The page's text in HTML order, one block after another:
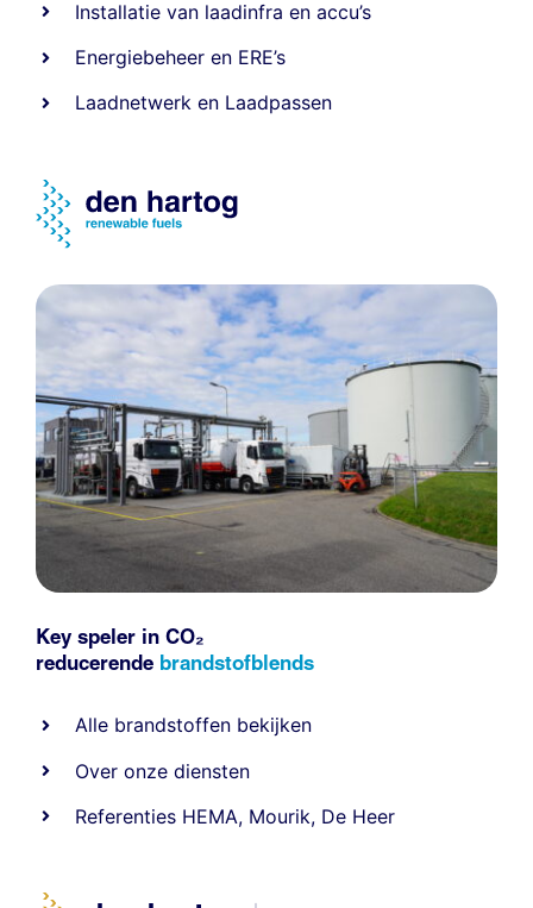
Installatie van laadinfra en accu’s
Energiebeheer en ERE’s
Laadnetwerk en Laadpassen
Key speler in CO₂
reducerende brandstofblends
Alle brandstoffen bekijken
Over onze diensten
Referenties HEMA, Mourik, De Heer